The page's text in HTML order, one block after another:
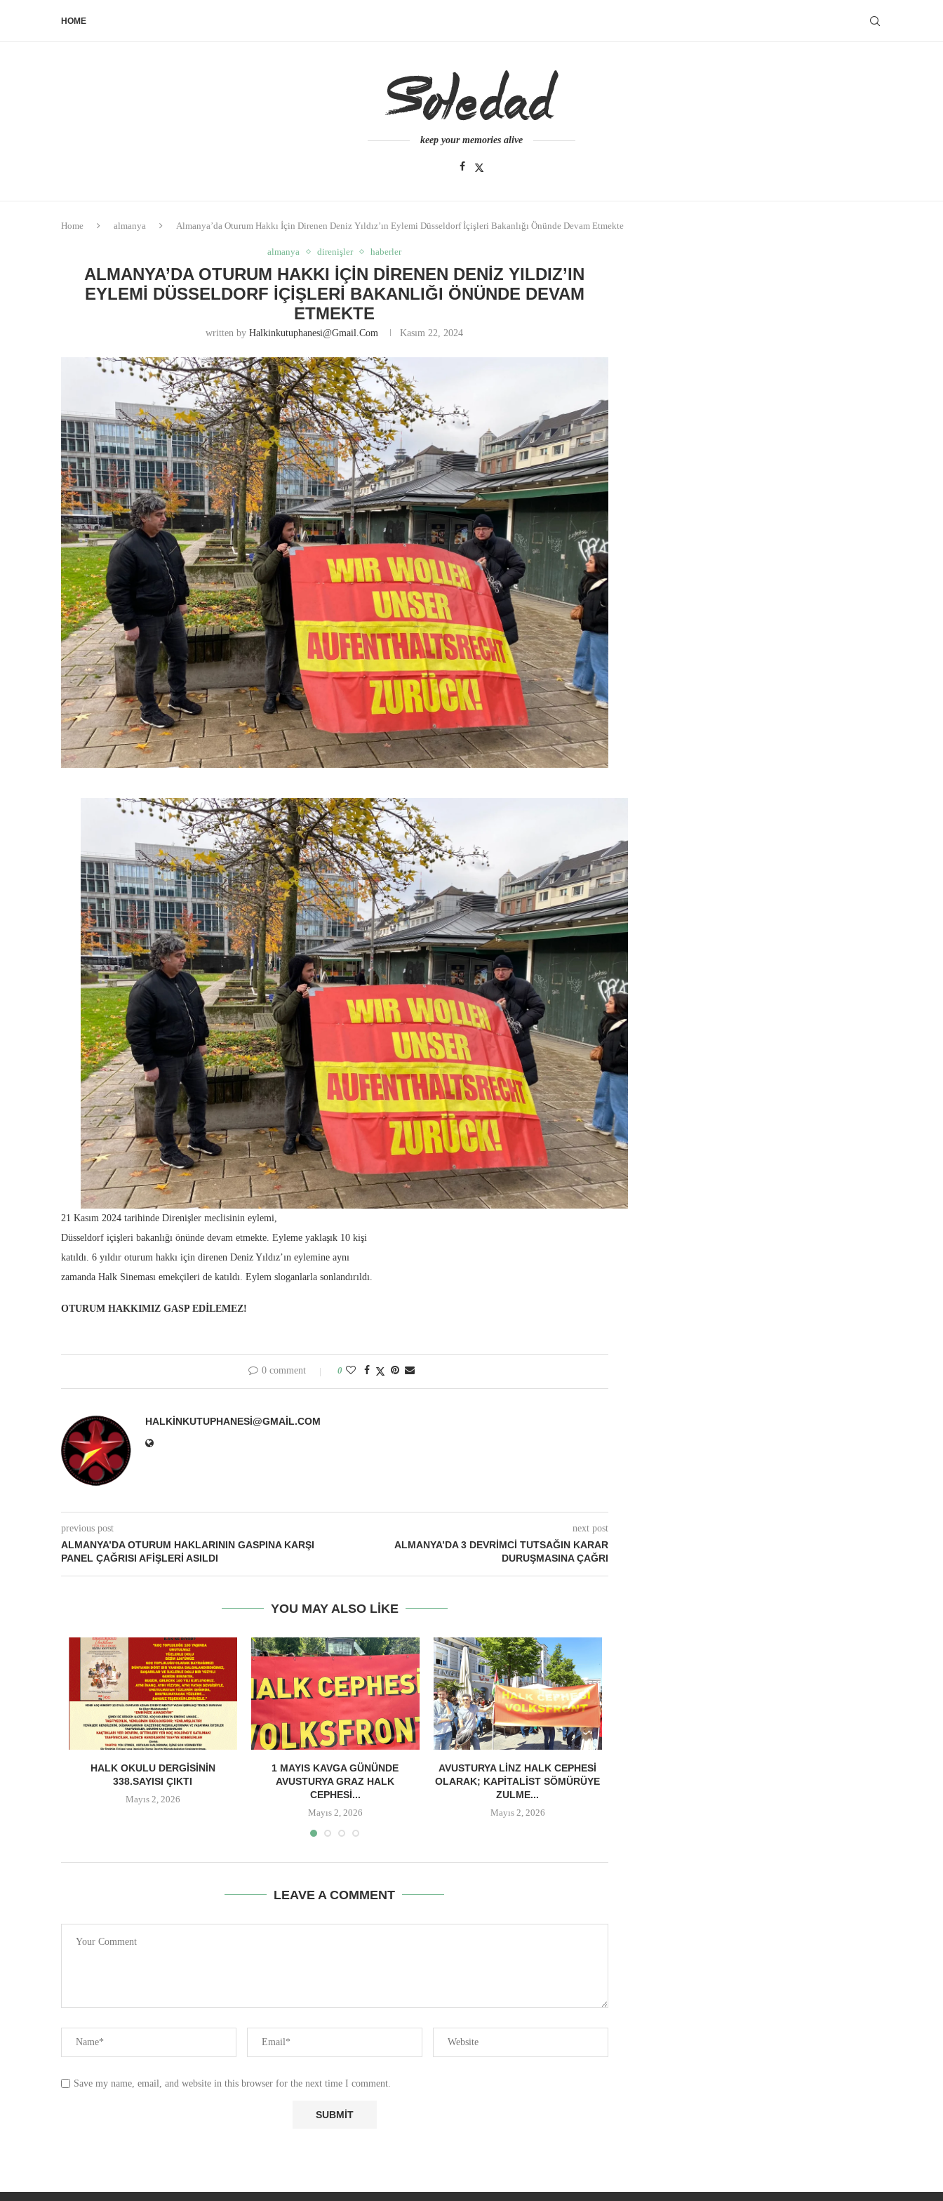
HOME
keep your memories alive
Home almanya Almanya’da Oturum Hakkı İçin Direnen Deniz Yıldız’ın Eylemi Düsseldorf İçişleri Bakanlığı Önünde Devam Etmekte
almanya direnişler haberler
ALMANYA’DA OTURUM HAKKI İÇIN DIRENEN DENIZ YILDIZ’IN
EYLEMI DÜSSELDORF İÇIŞLERI BAKANLIĞI ÖNÜNDE DEVAM
ETMEKTE
written byHalkinkutuphanesi@gmail.com Kasım 22, 2024
21 Kasım 2024 tarihinde Direnişler meclisinin eylemi,
Düsseldorf içişleri bakanlığı önünde devam etmekte. Eyleme yaklaşık 10 kişi
katıldı. 6 yıldır oturum hakkı için direnen Deniz Yıldız’ın eylemine aynı
zamanda Halk Sineması emekçileri de katıldı. Eylem sloganlarla sonlandırıldı.
OTURUM HAKKIMIZ GASP EDİLEMEZ!
0 comment 0
HALKINKUTUPHANESI@GMAIL.COM
previous post
ALMANYA’DA OTURUM HAKLARININ GASPINA KARŞI
PANEL ÇAĞRISI AFIŞLERI ASILDI
next post
ALMANYA’DA 3 DEVRIMCI TUTSAĞIN KARAR
DURUŞMASINA ÇAĞRI
YOU MAY ALSO LIKE
HALK OKULU DERGISININ
338.SAYISI ÇIKTI
Mayıs 2, 2026
1 MAYIS KAVGA GÜNÜNDE
AVUSTURYA GRAZ HALK
CEPHESI...
Mayıs 2, 2026
AVUSTURYA LINZ HALK CEPHESI
OLARAK; KAPITALIST SÖMÜRÜYE
ZULME...
Mayıs 2, 2026
LEAVE A COMMENT
Save my name, email, and website in this browser for the next time I comment.